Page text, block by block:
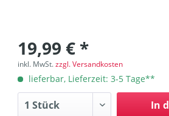
19,99 € *
inkl. MwSt.zzgl. Versandkosten
lieferbar, Lieferzeit: 3-5 Tage**
In